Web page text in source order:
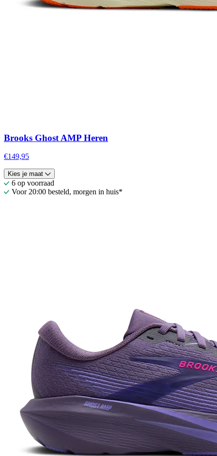
Brooks Ghost AMP Heren
€149,95
Kies je maat
6 op voorraad
Voor 20:00 besteld, morgen in huis*